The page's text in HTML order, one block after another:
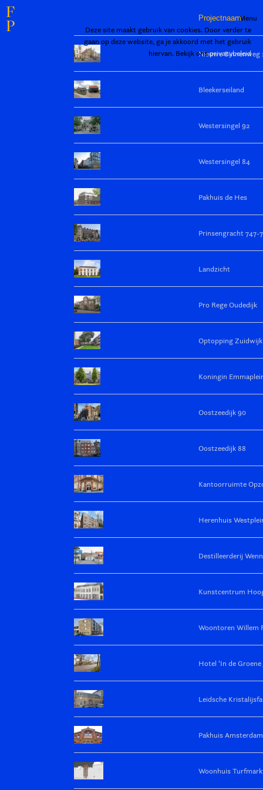
Deze site maakt gebruik van cookies. Door verder te
gaan op deze website, ga je akkoord met het gebruik
hiervan. Bekijk onsprivacybeleid
F
P Menu
Projectnaam
Nieuwe Binnenweg
Bleekerseiland
Westersingel 92
Westersingel 84
Pakhuis de Hes
Prinsengracht 747-
Landzicht
Pro Rege Oudedijk
Optopping Zuidwijk
Koningin
Oostzeedijk 90
Oostzeedijk 88
Kantoorruimte
Herenhuis
Destilleerderij
Kunstcentrum
Woontoren Willem
Hotel ‘In de Groene
Leidsche
Pakhuis Amsterdam
Woonhuis